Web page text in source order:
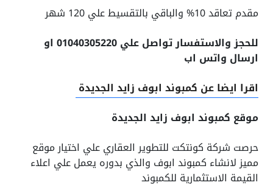
مقدم تعاقد 10% والباقي بالتقسيط علي 120 شهر
للحجز والاستفسار تواصل علي 01040305220 او
ارسال واتس اب
اقرا ايضا عن كمبوند ابوف زايد الجديدة
موقع كمبوند ابوف زايد الجديدة
حرصت شركة كونتكت للتطوير العقاري علي اختيار موقع
مميز لانشاء كمبوند ابوف والذي بدوره يعمل علي اعلاء
القيمة الاستثمارية للكمبوند